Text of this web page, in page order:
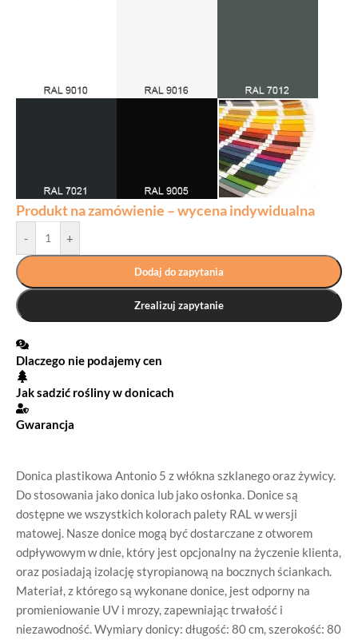
Donica plastikowa Antonio 5 z włókna szklanego oraz żywicy.
Do stosowania jako donica lub jako osłonka. Donice są
dostępne we wszystkich kolorach palety RAL w wersji
matowej. Nasze donice mogą być dostarczane z otworem
odpływowym w dnie, który jest opcjonalny na życzenie klienta,
oraz posiadają izolację styropianową na bocznych ściankach.
Materiał, z którego są wykonane donice, jest odporny na
promieniowanie UV i mrozy, zapewniając trwałość i
niezawodność.Wymiary donicy: długość: 80 cm, szerokość: 80
Produkt na zamówienie – wycena indywidualna
- +
Dodaj do zapytania
Zrealizuj zapytanie
Dlaczego nie podajemy cen
Jak sadzić rośliny w donicach
Gwarancja